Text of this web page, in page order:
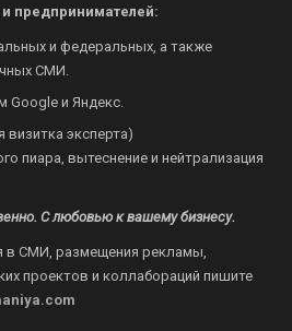
предпринимателей:
и федеральных, а также
СМИ.
Google и Яндекс.
визитка эксперта)
пиара, вытеснение и нейтрализация
С любовью к вашему бизнесу.
СМИ, размещения рекламы,
проектов и коллабораций пишите